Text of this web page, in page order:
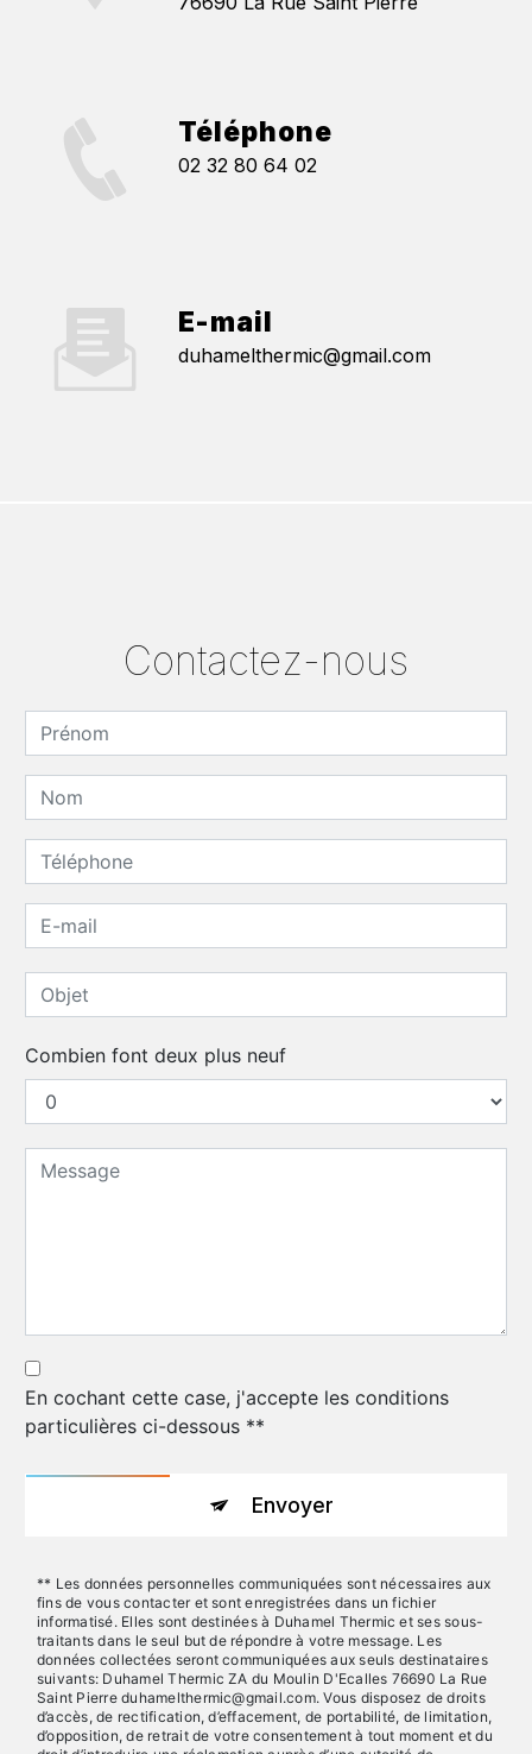
Téléphone
02 32 80 64 02
E-mail
duhamelthermic@gmail.com
Contactez-nous
Combien font deux plus neuf
En cochant cette case, j'accepte les conditions
particulières ci-dessous **
Envoyer
** Les données personnelles communiquées sont nécessaires aux
fins de vous contacter et sont enregistrées dans un fichier
informatisé. Elles sont destinées à Duhamel Thermic et ses sous-
traitants dans le seul but de répondre à votre message. Les
données collectées seront communiquées aux seuls destinataires
suivants: Duhamel Thermic ZA du Moulin D'Ecalles 76690 La Rue
Saint Pierre duhamelthermic@gmail.com. Vous disposez de droits
d’accès, de rectification, d’effacement, de portabilité, de limitation,
d’opposition, de retrait de votre consentement à tout moment et du